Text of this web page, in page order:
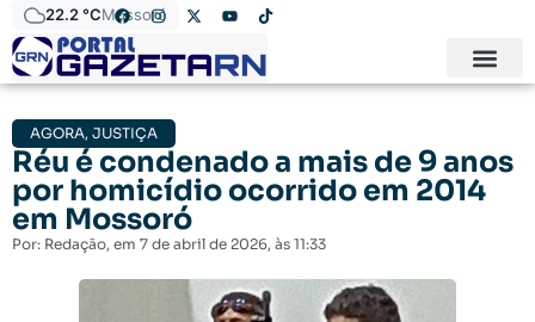
22.2 °CMossoró
AGORA, JUSTIÇA
Réu é condenado a mais de 9 anos
por homicídio ocorrido em 2014
em Mossoró
Por: Redação, em 7 de abril de 2026, às 11:33